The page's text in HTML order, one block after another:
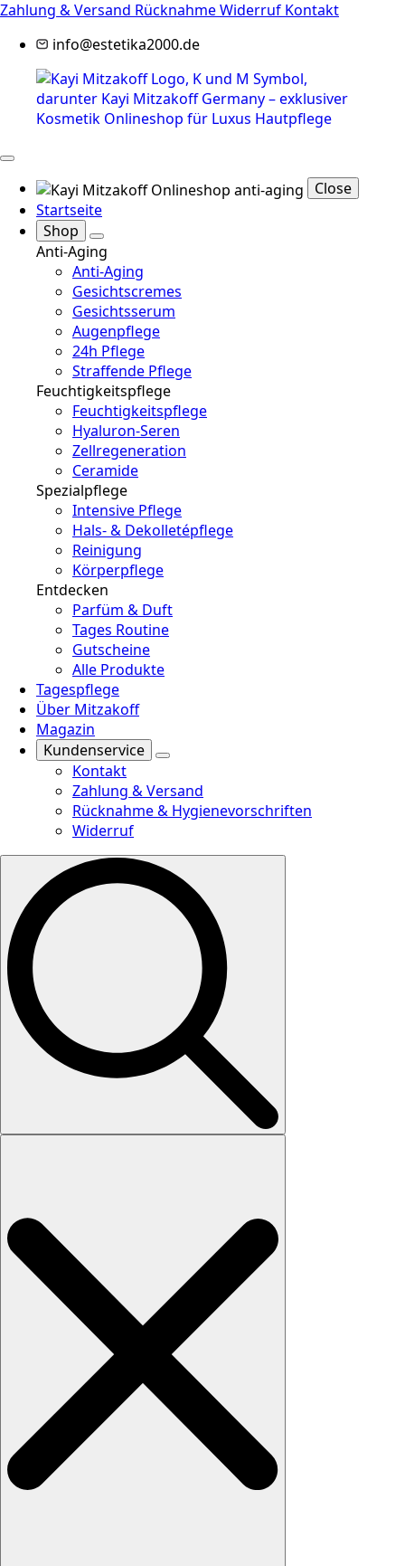
Zahlung & Versand RücknahmeWiderruf Kontakt
info@estetika2000.de
Close
Startseite
Shop
Anti-Aging
Anti-Aging
Gesichtscremes
Gesichtsserum
Augenpflege
24h Pflege
Straffende Pflege
Feuchtigkeitspflege
Feuchtigkeitspflege
Hyaluron-Seren
Zellregeneration
Ceramide
Spezialpflege
Intensive Pflege
Hals- & Dekolletépflege
Reinigung
Körperpflege
Entdecken
Parfüm & Duft
Tages Routine
Gutscheine
Alle Produkte
Tagespflege
Über Mitzakoff
Magazin
Kundenservice
Kontakt
Zahlung & Versand
Rücknahme & Hygienevorschriften
Widerruf
Search